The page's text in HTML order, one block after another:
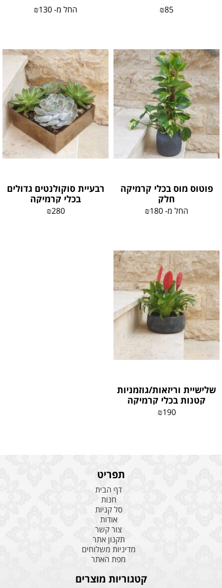
₪85 החל מ- ₪130
פוטוס מוס בכלי קרמיקה
חלק
החל מ- ₪180
רבעיית סוקולנטים גדולים
בכלי קרמיקה
₪280
שלישיית וריזאות/גוזמניות
קטנות בכלי קרמיקה
₪190
תפריט
דף הבית
חנות
סל קניות
אודות
צור קשר
תקנון אתר
מדיניות משלוחים
מפת האתר
קטגוריות מוצרים